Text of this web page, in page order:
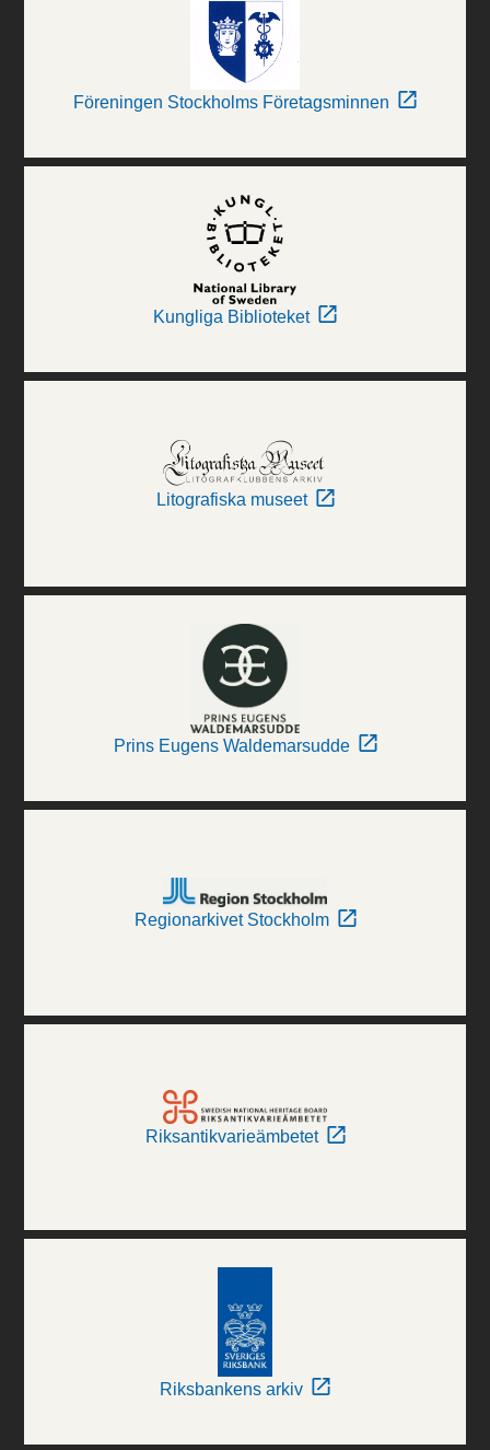
Föreningen Stockholms Företagsminnen
Kungliga Biblioteket
Litografiska museet
Prins Eugens Waldemarsudde
Regionarkivet Stockholm
Riksantikvarieämbetet
Riksbankens arkiv